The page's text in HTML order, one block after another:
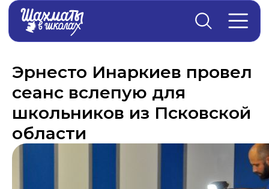
Эрнесто Инаркиев провел
сеанс вслепую для
школьников из Псковской
области